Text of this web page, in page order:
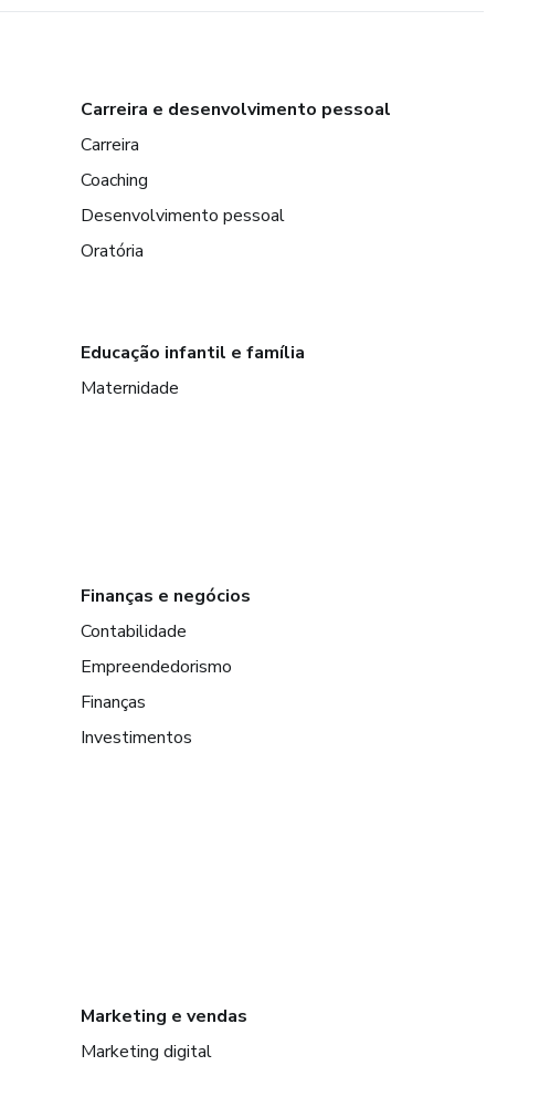
Carreira e desenvolvimento pessoal
Carreira
Coaching
Desenvolvimento pessoal
Oratória
Educação infantil e família
Maternidade
Finanças e negócios
Contabilidade
Empreendedorismo
Finanças
Investimentos
Marketing e vendas
Marketing digital